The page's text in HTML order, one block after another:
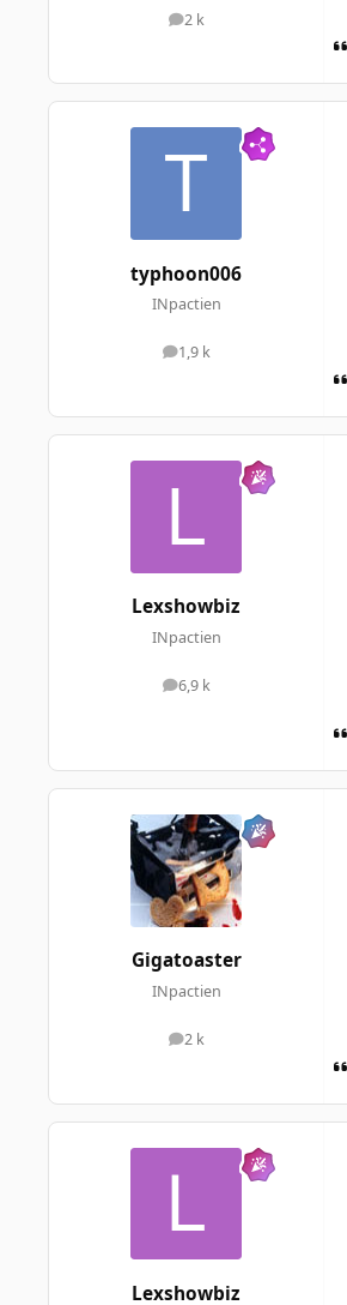
2 k
messages
typhoon006
INpactien
1,9 k
messages
Lexshowbiz
INpactien
6,9 k
messages
Gigatoaster
INpactien
2 k
messages
Lexshowbiz